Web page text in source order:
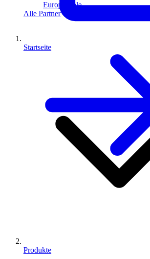
Europacable
Alle Partner
Startseite
Produkte